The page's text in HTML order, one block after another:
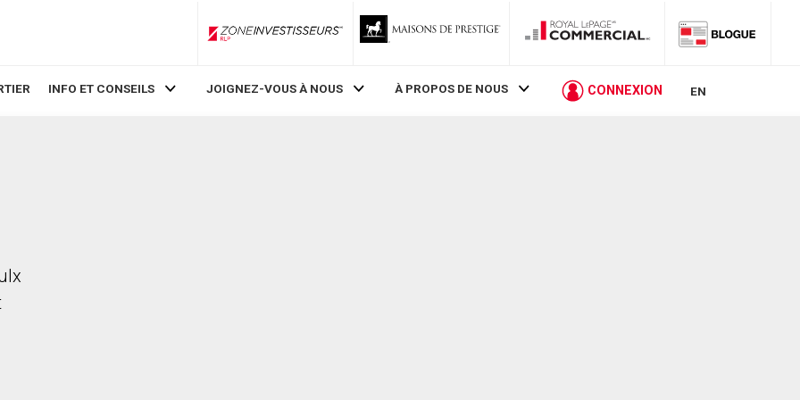
ZoneInvestisseurs RLP
INFO ET CONSEILS JOIGNEZ-VOUS À NOUS À PROPOS DE NOUS CONNEXION EN